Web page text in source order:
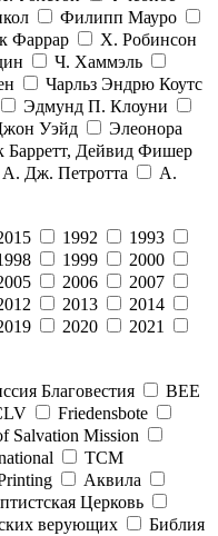
Филипп Мауро
Фаррар
Х. Робинсон
Ч. Хаммэль
Чарльз Эндрю Коутс
Эдмунд П. Клоуни
Уэйд
Элеонора
Барретт, Дейвид Фишер
Дж. Петротта
А.
1992
1993
1999
2000
2006
2007
2013
2014
2020
2021
Благовестия
BEE
Friedensbote
Salvation Mission
TCM
Аквила
Церковь
верующих
Библия